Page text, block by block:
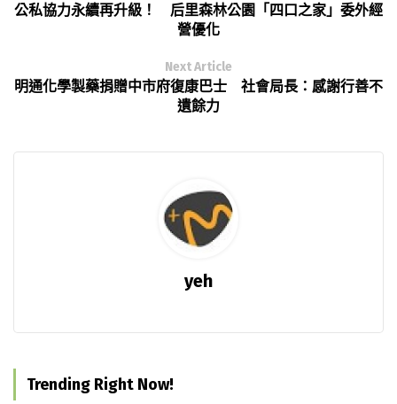
公私協力永續再升級！ 后里森林公園「四口之家」委外經
營優化
Next Article
明通化學製藥捐贈中市府復康巴士 社會局長：感謝行善不
遺餘力
yeh
Trending Right Now!